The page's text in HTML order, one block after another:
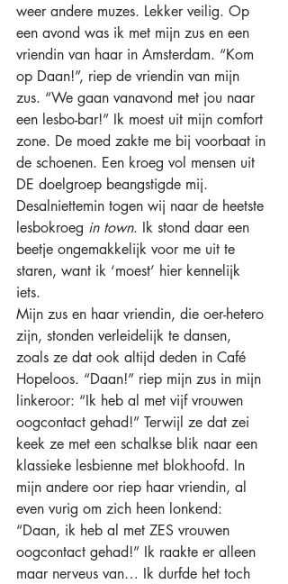
weer andere muzes. Lekker veilig. Op
een avond was ik met mijn zus en een
vriendin van haar in Amsterdam. “Kom
op Daan!”, riep de vriendin van mijn
zus. “We gaan vanavond met jou naar
een lesbo-bar!” Ik moest uit mijn comfort
zone. De moed zakte me bij voorbaat in
de schoenen. Een kroeg vol mensen uit
DE doelgroep beangstigde mij.
Desalniettemin togen wij naar de heetste
lesbokroeg in town. Ik stond daar een
beetje ongemakkelijk voor me uit te
staren, want ik ‘moest’ hier kennelijk
iets.
Mijn zus en haar vriendin, die oer-hetero
zijn, stonden verleidelijk te dansen,
zoals ze dat ook altijd deden in Café
Hopeloos. “Daan!” riep mijn zus in mijn
linkeroor: “Ik heb al met vijf vrouwen
oogcontact gehad!” Terwijl ze dat zei
keek ze met een schalkse blik naar een
klassieke lesbienne met blokhoofd. In
mijn andere oor riep haar vriendin, al
even vurig om zich heen lonkend:
“Daan, ik heb al met ZES vrouwen
oogcontact gehad!” Ik raakte er alleen
maar nerveus van… Ik durfde het toch